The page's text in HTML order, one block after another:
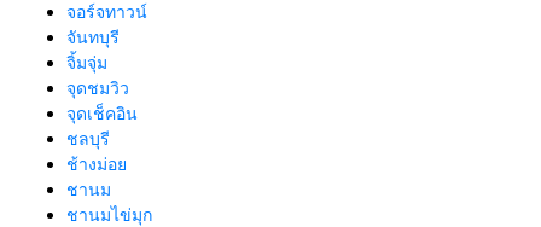
จอร์จทาวน์
จันทบุรี
จิ้มจุ่ม
จุดชมวิว
จุดเช็คอิน
ชลบุรี
ช้างม่อย
ชานม
ชานมไข่มุก